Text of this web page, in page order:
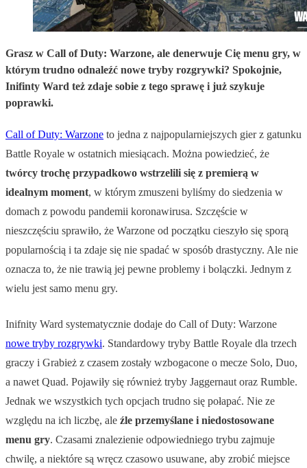
Grasz w Call of Duty: Warzone, ale denerwuje Cię menu gry, w
którym trudno odnaleźć nowe tryby rozgrywki? Spokojnie,
Inifinty Ward też zdaje sobie z tego sprawę i już szykuje
poprawki.
Call of Duty: Warzone to jedna z najpopularniejszych gier z gatunku
Battle Royale w ostatnich miesiącach. Można powiedzieć, że
twórcy trochę przypadkowo wstrzelili się z premierą w
idealnym moment, w którym zmuszeni byliśmy do siedzenia w
domach z powodu pandemii koronawirusa. Szczęście w
nieszczęściu sprawiło, że Warzone od początku cieszyło się sporą
popularnością i ta zdaje się nie spadać w sposób drastyczny. Ale nie
oznacza to, że nie trawią jej pewne problemy i bolączki. Jednym z
wielu jest samo menu gry.
Inifnity Ward systematycznie dodaje do Call of Duty: Warzone
nowe tryby rozgrywki. Standardowy tryby Battle Royale dla trzech
graczy i Grabież z czasem zostały wzbogacone o mecze Solo, Duo,
a nawet Quad. Pojawiły się również tryby Jaggernaut oraz Rumble.
Jednak we wszystkich tych opcjach trudno się połapać. Nie ze
względu na ich liczbę, ale źle przemyślane i niedostosowane
menu gry. Czasami znalezienie odpowiedniego trybu zajmuje
chwilę, a niektóre są wręcz czasowo usuwane, aby zrobić miejsce